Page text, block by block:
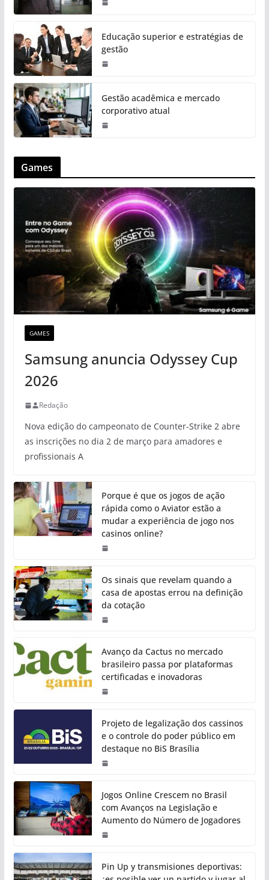
Educação superior e estratégias de
gestão
Gestão acadêmica e mercado
corporativo atual
Games
GAMES
Samsung anuncia Odyssey Cup
2026
Redação
Nova edição do campeonato de Counter-Strike 2 abre
as inscrições no dia 2 de março para amadores e
profissionais A
Porque é que os jogos de ação
rápida como o Aviator estão a
mudar a experiência de jogo nos
casinos online?
Os sinais que revelam quando a
casa de apostas errou na definição
da cotação
Avanço da Cactus no mercado
brasileiro passa por plataformas
certificadas e inovadoras
Projeto de legalização dos cassinos
e o controle do poder público em
destaque no BiS Brasília
Jogos Online Crescem no Brasil
com Avanços na Legislação e
Aumento do Número de Jogadores
Pin Up y transmisiones deportivas: